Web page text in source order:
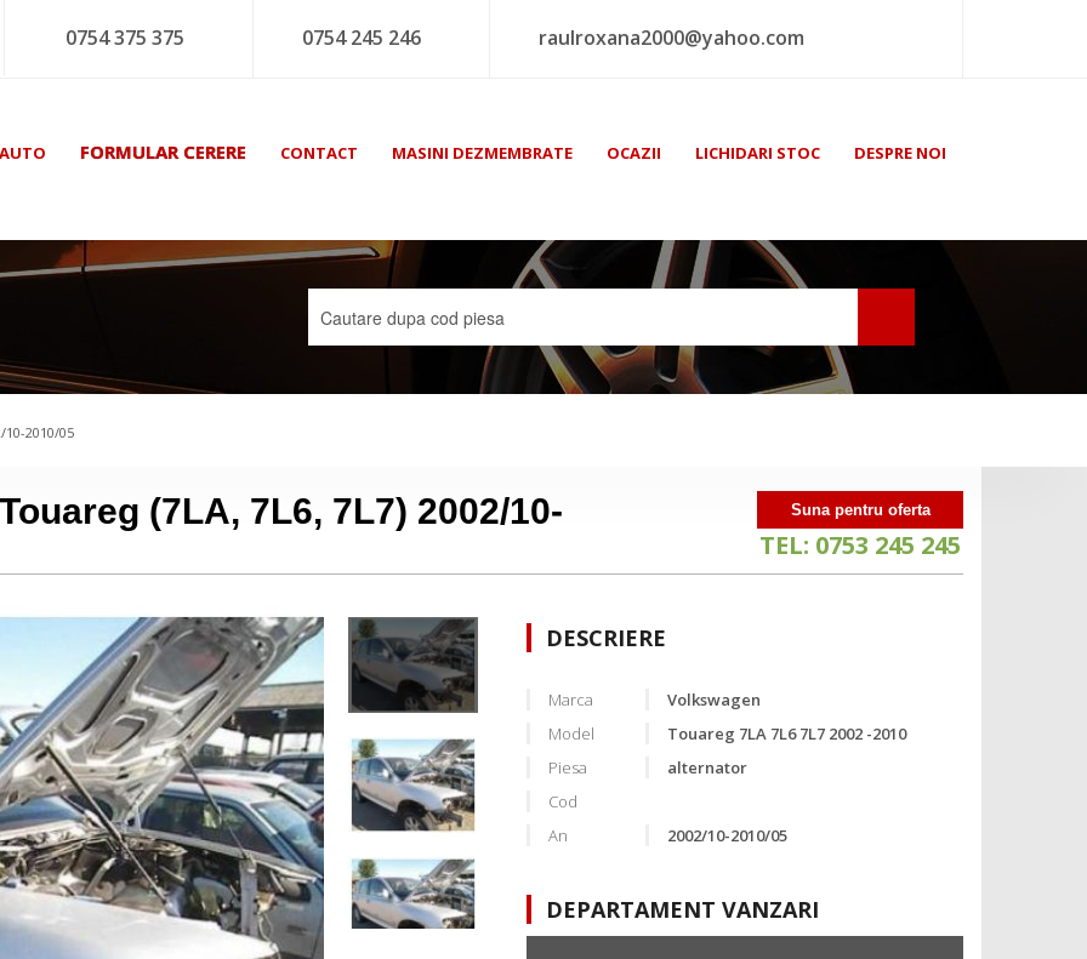
0754 375 375 0754 245 246 raulroxana2000@yahoo.com
FORMULAR CERERE CONTACT MASINI DEZMEMBRATE OCAZII LICHIDARI STOC DESPRE NOI
2010/05
(7LA, 7L6, 7L7) 2002/10-
Suna pentru oferta
TEL: 0753 245 245
DESCRIERE
Marca
Volkswagen
Model
Touareg 7LA 7L6 7L7 2002 -2010
Piesa
alternator
Cod
An
2002/10-2010/05
DEPARTAMENT VANZARI